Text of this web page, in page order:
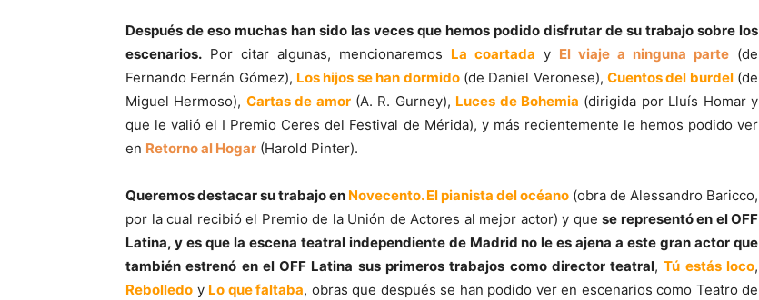
Después de eso muchas han sido las veces que hemos podido disfrutar de su trabajo sobre los
escenarios. Por citar algunas, mencionaremos La coartada y El viaje a ninguna parte (de
Fernando Fernán Gómez), Los hijos se han dormido(de Daniel Veronese), Cuentos del burdel (de
Miguel Hermoso), Cartas de amor(A. R. Gurney), Luces de Bohemia (dirigida por Lluís Homar y
que le valió el I Premio Ceres del Festival de Mérida), y más recientemente le hemos podido ver
en Retorno al Hogar (Harold Pinter).
Queremos destacar su trabajo en Novecento. El pianista del océano (obra de Alessandro Baricco,
por la cual recibió el Premio de la Unión de Actores al mejor actor) y que se representó en el OFF
Latina, y es que la escena teatral independiente de Madrid no le es ajena a este gran actor que
también estrenó en el OFF Latina sus primeros trabajos como director teatral,Tú estás loco,
Rebolledo y Lo que faltaba, obras que después se han podido ver en escenarios como Teatro de